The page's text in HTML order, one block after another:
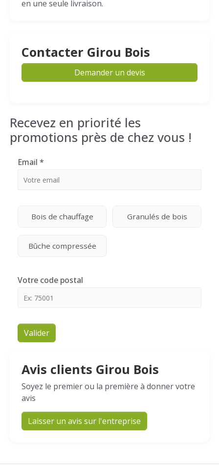
en une seule livraison.
Contacter Girou Bois
Demander un devis
Recevez en priorité les
promotions près de chez vous !
Email *
Bois de chauffage Granulés de bois
Bûche compressée
Votre code postal
Valider
Avis clients Girou Bois
Soyez le premier ou la première à donner votre
avis
Laisser un avis sur l'entreprise